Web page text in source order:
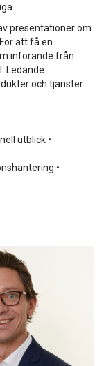
presentationer om
att få en
införande från
Ledande
och tjänster
utblick •
•